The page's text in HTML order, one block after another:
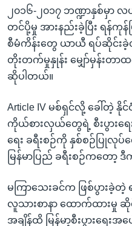
၂၀၁၆-၂၀၁၇ ဘဏ္ဍာနှစ်မှ
တင်ပို့မှု အားနည်းခဲ့ပြီး ရန်
စီမံကိန်းတွေ ယာယီ ရပ်ဆိုင်းခဲ့တ
တိုးတက်မှုနှုန်း မျှော်မှန်းတ
ဆိုပါတယ်။
Article IV မစ်ရှင်လို့ ခေါ်တဲ့ နို
ကိုယ်စားလှယ်တွေရဲ့ စီးပွားရ
ရေး ခရီးစဉ်ကို နှစ်စဉ်ပြုလုပ်လ
မြန်မာပြည် ခရီးစဉ်ကတော့ ဒီ
မကြာသေးခင်က ဖြစ်ပွားခဲ့
လူသားစာနာ ထောက်ထားမှု
အချိန်ထိ မြန်မာ့စီးပွားရေးအ